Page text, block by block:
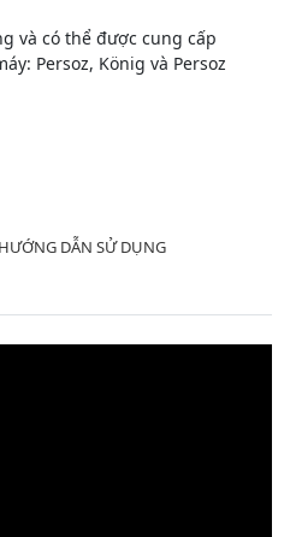
và có thể được cung cấp
Persoz, König và Persoz
HƯỚNG DẪN SỬ DỤNG